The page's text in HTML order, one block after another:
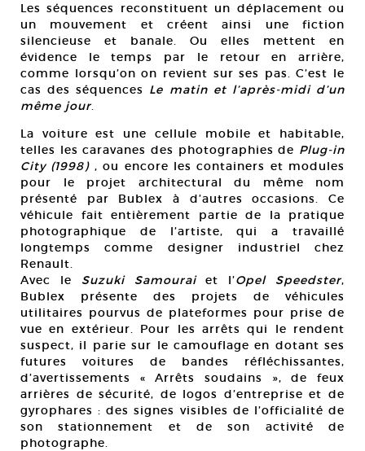
Les séquences reconstituent un déplacement ou
un mouvement et créent ainsi une fiction
silencieuse et banale. Ou elles mettent en
évidence le temps par le retour en arrière,
comme lorsqu’on on revient sur ses pas. C’est le
cas des séquences Le matin et l’après-midi d’un
même jour.
La voiture est une cellule mobile et habitable,
telles les caravanes des photographies de Plug-in
City (1998) , ou encore les containers et modules
pour le projet architectural du même nom
présenté par Bublex à d’autres occasions. Ce
véhicule fait entièrement partie de la pratique
photographique de l’artiste, qui a travaillé
longtemps comme designer industriel chez
Renault.
Avec le Suzuki Samouraiet l’Opel Speedster,
Bublex présente des projets de véhicules
utilitaires pourvus de plateformes pour prise de
vue en extérieur. Pour les arrêts qui le rendent
suspect, il parie sur le camouflage en dotant ses
futures voitures de bandes réfléchissantes,
d’avertissements « Arrêts soudains », de feux
arrières de sécurité, de logos d’entreprise et de
gyrophares : des signes visibles de l’officialité de
son stationnement et de son activité de
photographe.